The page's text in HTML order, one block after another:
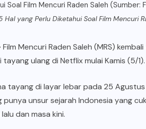
Hal yang Perlu Diketahui Soal Film Mencuri
Film Mencuri Raden Saleh (MRS)
tayang ulang di Netflix mulai Kamis (5/1).
tayang di layar lebar pada 25
punya unsur sejarah Indonesia yang
dan masa kini.